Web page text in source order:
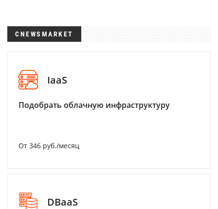
CNEWSMARKET
IaaS
Подобрать облачную инфраструктуру
От 346 руб./месяц
DBaaS